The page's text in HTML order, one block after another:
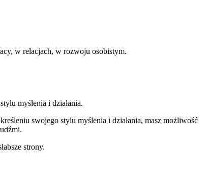
w relacjach, w rozwoju osobistym.
myślenia i działania.
swojego stylu myślenia i działania, masz możliwość
strony.